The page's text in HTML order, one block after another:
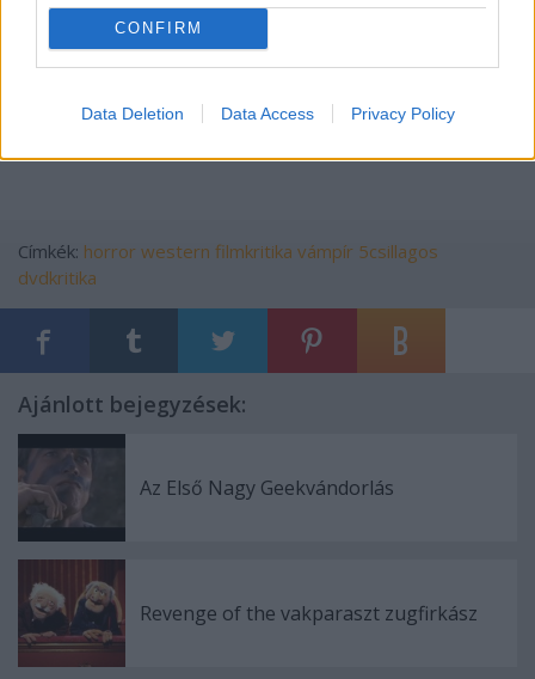
CONFIRM
Data Deletion Data Access Privacy Policy
Near Dark. Amerikai. 1987. Rendezte: Kathryn Bigelow.
Írta: Kathryn Bigelow, Eric Red. Fényképezte: Adam
Greenberg. Zene: Tangerine Dream. Szereplők: Adrian
Joshua John Miller, Jenette Goldstein, Tim Thomerson
Címkék: horror western filmkritika vámpír 5csillagos
dvdkritika
Ajánlott bejegyzések:
Az Első Nagy Geekvándorlás
Revenge of the vakparaszt zugfirkász